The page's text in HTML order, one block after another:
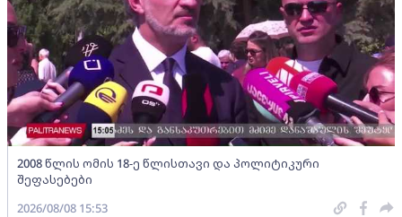
2008 წლის ომის 18-ე წლისთავი და პოლიტიკური
შეფასებები
2026/08/08 15:53